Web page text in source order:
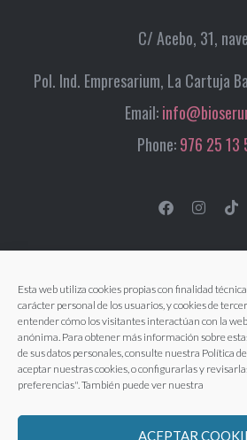
Esta web utiliza cookies propias con finalidad
carácter personal de los usuarios, y cookies de
entender cómo los visitantes interactúan con la
anónima. Para obtener más información sobre
de sus datos personales, consulte nuestra Política
aceptar nuestras cookies, o configurarlas y
preferencias". También puede ver nuestra
ACEPTAR
C/ Acebo, 31,
Pol. Ind. Empresarium, La Cartuja
Email:
Phone:976 25 13